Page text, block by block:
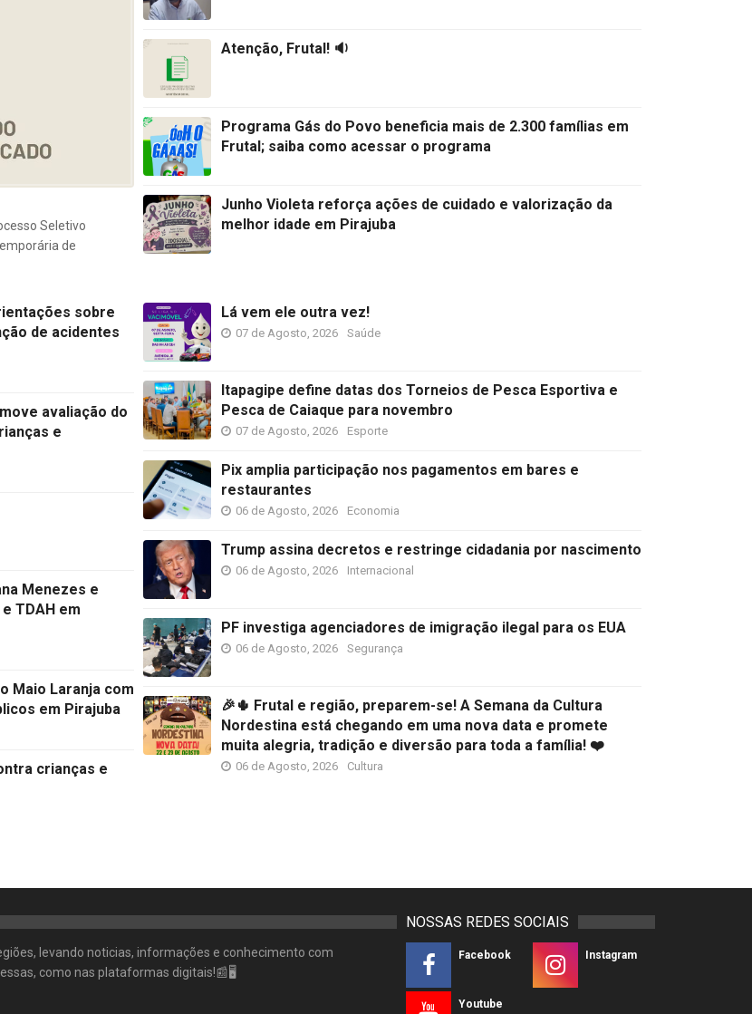
Seletivo
de
Atenção, Frutal! 🔉
Programa Gás do Povo beneficia mais de 2.300 famílias em
Frutal; saiba como acessar o programa
Junho Violeta reforça ações de cuidado e valorização da
melhor idade em Pirajuba
sobre
de acidentes
avaliação do
e
Menezes e
TDAH em
Maio Laranja com
em Pirajuba
crianças e
Lá vem ele outra vez!
07 de Agosto, 2026 Saúde
Itapagipe define datas dos Torneios de Pesca Esportiva e
Pesca de Caiaque para novembro
07 de Agosto, 2026 Esporte
Pix amplia participação nos pagamentos em bares e
restaurantes
06 de Agosto, 2026 Economia
Trump assina decretos e restringe cidadania por nascimento
06 de Agosto, 2026 Internacional
PF investiga agenciadores de imigração ilegal para os EUA
06 de Agosto, 2026 Segurança
🎉🌵 Frutal e região, preparem-se! A Semana da Cultura
Nordestina está chegando em uma nova data e promete
muita alegria, tradição e diversão para toda a família! ❤️
06 de Agosto, 2026 Cultura
levando noticias, informações e conhecimento com
como nas plataformas digitais!📰🖥
NOSSAS REDES SOCIAIS
Facebook Instagram
Youtube